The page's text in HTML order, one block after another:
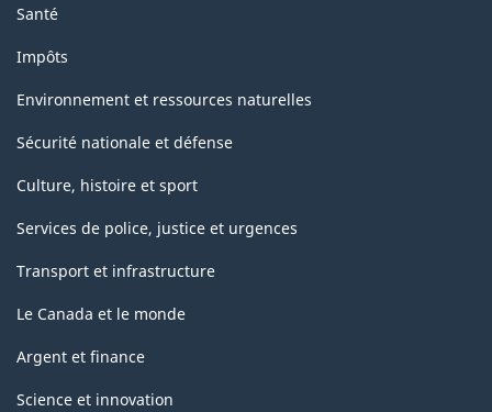
Santé
Impôts
Environnement et ressources naturelles
Sécurité nationale et défense
Culture, histoire et sport
Services de police, justice et urgences
Transport et infrastructure
Le Canada et le monde
Argent et finance
Science et innovation